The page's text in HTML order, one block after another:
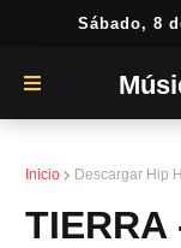
Sábado, 8
Inicio Descargar Hip
TIERRA